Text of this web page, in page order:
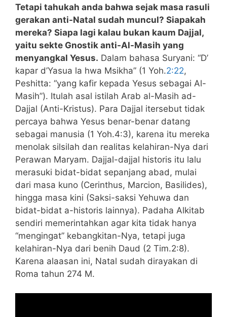
Tetapi tahukah anda bahwa sejak masa rasuli
gerakan anti-Natal sudah muncul? Siapakah
mereka? Siapa lagi kalau bukan kaum Dajjal,
yaitu sekte Gnostik anti-Al-Masih yang
menyangkal Yesus. Dalam bahasa Suryani: “D’
kapar d’Yasua la hwa Msikha” (1 Yoh.2:22,
Peshitta: “yang kafir kepada Yesus sebagai Al-
Masih”). Itulah asal istilah Arab al-Masih ad-
Dajjal (Anti-Kristus). Para Dajjal itersebut tidak
percaya bahwa Yesus benar-benar datang
sebagai manusia (1 Yoh.4:3), karena itu mereka
menolak silsilah dan realitas kelahiran-Nya dari
Perawan Maryam. Dajjal-dajjal historis itu lalu
merasuki bidat-bidat sepanjang abad, mulai
dari masa kuno (Cerinthus, Marcion, Basilides),
hingga masa kini (Saksi-saksi Yehuwa dan
bidat-bidat a-historis lainnya). Padaha Alkitab
sendiri memerintahkan agar kita tidak hanya
“mengingat” kebangkitan-Nya, tetapi juga
kelahiran-Nya dari benih Daud (2 Tim.2:8).
Karena alaasan ini, Natal sudah dirayakan di
Roma tahun 274 M.